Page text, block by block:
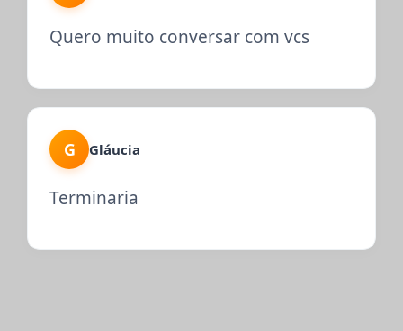
Quero muito conversar com vcs
G Gláucia
Terminaria